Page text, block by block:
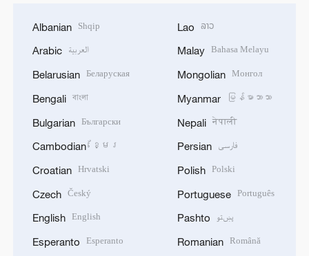
Albanian Shqip
Arabic العربية
Belarusian Беларуская
Bengali বাংলা
Bulgarian Български
Cambodian ខ្មែរ
Croatian Hrvatski
Czech Český
English English
Esperanto Esperanto
Lao ລາວ
Malay Bahasa Melayu
Mongolian Монгол
Myanmar မြန်မာဘာသာ
Nepali नेपाली
Persian فارسی
Polish Polski
Portuguese Português
Pashto پښتو
Romanian Română